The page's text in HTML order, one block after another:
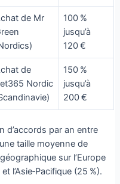
de Mr
100 %
jusqu’à
120 €
de
Nordic
150 %
jusqu’à
200 €
d’accords par an entre
taille moyenne de
sur l’Europe
l’Asie‑Pacifique (25 %).